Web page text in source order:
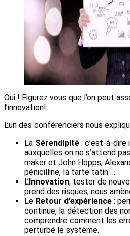
Oui ! Figurez vous que l’on peut
l’innovation!
L’un des conférenciers nous
La Sérendipité : c’est-à-
auxquelles on ne s’attend
maker et John Hopps,
pénicilline, la tarte tatin …
L’ Innovation; tester de
prend des risques, nous
Le Retour d’expérience :
continue, la détection des
comprendre comment les
perturbé le système.